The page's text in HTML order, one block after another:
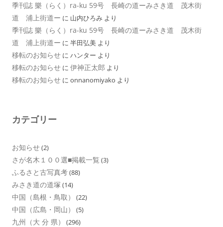
季刊誌 樂（らく）ra-ku 59号 長崎の道ーみさき道 茂木街
道 浦上街道ー に 山内ひろみ より
季刊誌 樂（らく）ra-ku 59号 長崎の道ーみさき道 茂木街
道 浦上街道ー に 半田弘美 より
移転のお知らせ に ハンター より
移転のお知らせ に 伊神正太郎 より
移転のお知らせ に onnanomiyako より
カテゴリー
お知らせ(2)
さが名木１００選■掲載一覧 (3)
ふるさと古写真考(88)
みさき道の道塚 (14)
中国（島根・鳥取） (22)
中国（広島・岡山） (5)
九州（大 分 県） (296)